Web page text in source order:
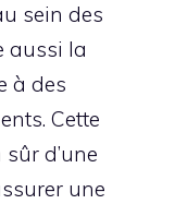
sein des
aussi la
à des
Cette
d’une
une